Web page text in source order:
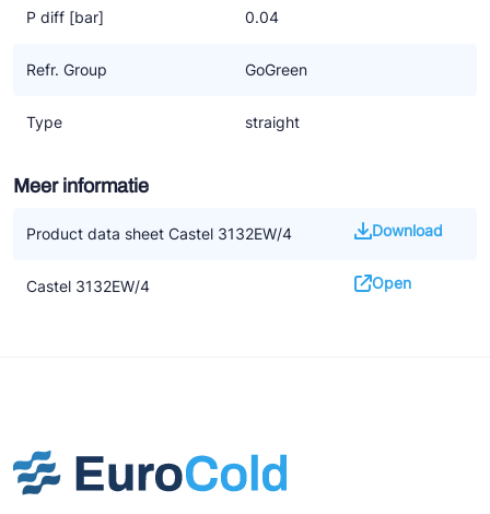
P diff [bar] 0.04
Refr. Group GoGreen
Type straight
Meer informatie
Product data sheet Castel 3132EW/4 Download
Castel 3132EW/4 Open